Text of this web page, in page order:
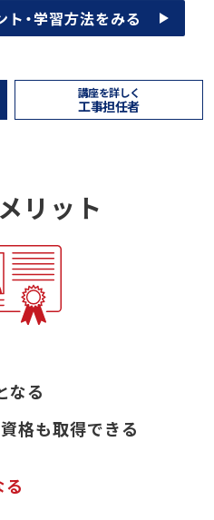
・学習方法をみる
講座を詳しく
工事担任者
リット
なる
格も取得できる